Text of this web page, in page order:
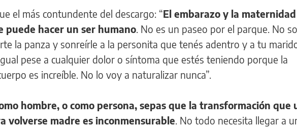
el más contundente del descargo: “El embarazo y la
puede hacer un ser humano. No es un paseo por el parque. No
la panza y sonreírle a la personita que tenés adentro y a tu
pese a cualquier dolor o síntoma que estés teniendo porque la
es increíble. No lo voy a naturalizar nunca”.
hombre, o como persona, sepas que la transformación que
volverse madre es inconmensurable. No todo necesita llegar a